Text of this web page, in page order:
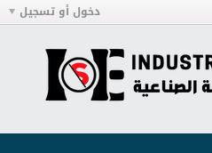
دخول أو تسجيل